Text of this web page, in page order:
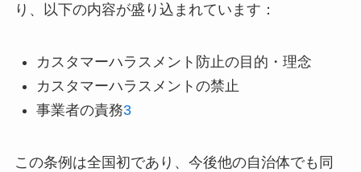
り、以下の内容が盛り込まれています：
カスタマーハラスメント防止の目的・理念
カスタマーハラスメントの禁止
事業者の責務3
この条例は全国初であり、今後他の自治体でも同